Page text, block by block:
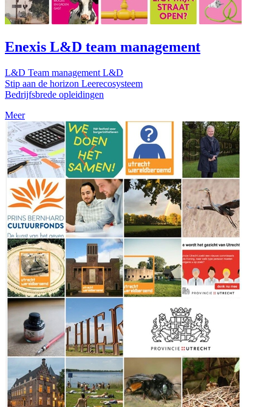
Enexis L&D team management
L&D Team management L&D
Stip aan de horizon Leerecosysteem
Bedrijfsbrede opleidingen
Meer